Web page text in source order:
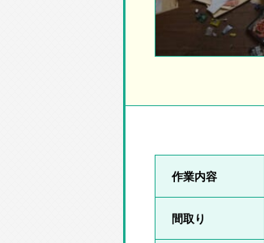
作業内容
間取り